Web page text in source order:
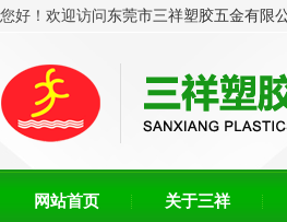
您好！欢迎访问 东莞市三祥塑胶五金有限
网站首页 关于三祥